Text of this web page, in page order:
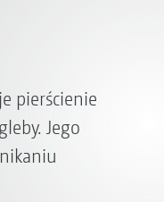
pierścienie
Jego